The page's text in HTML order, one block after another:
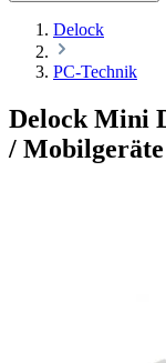
Delock
PC-Technik
Delock Mini
/